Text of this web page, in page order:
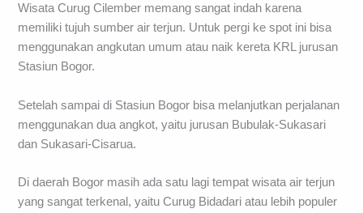
Wisata Curug Cilember memang sangat indah karena
memiliki tujuh sumber air terjun. Untuk pergi ke spot ini bisa
menggunakan angkutan umum atau naik kereta KRL jurusan
Stasiun Bogor.
Setelah sampai di Stasiun Bogor bisa melanjutkan perjalanan
menggunakan dua angkot, yaitu jurusan Bubulak-Sukasari
dan Sukasari-Cisarua.
Di daerah Bogor masih ada satu lagi tempat wisata air terjun
yang sangat terkenal, yaitu Curug Bidadari atau lebih populer